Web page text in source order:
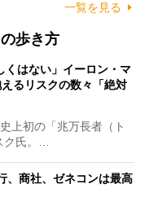
一覧を見る
歩き方
くはない」イーロン・マ
るリスクの数々「絶対
上初の「兆万長者（ト
ク氏。…
、商社、ゼネコンは最高